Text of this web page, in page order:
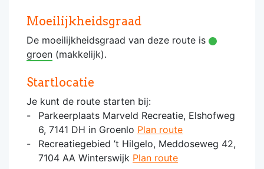
Moeilijkheidsgraad
De moeilijkheidsgraad van deze route is
groen (makkelijk).
Startlocatie
Je kunt de route starten bij:
Parkeerplaats Marveld Recreatie, Elshofweg
6, 7141 DH in Groenlo Plan route
Recreatiegebied ’t Hilgelo, Meddoseweg 42,
7104 AA Winterswijk Plan route